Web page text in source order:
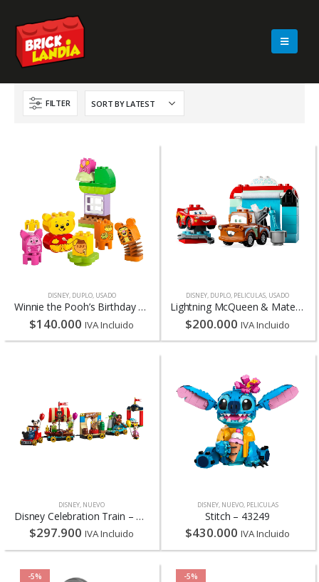
FILTER
DISNEY, DUPLO, USADO
Winnie the Pooh’s Birthday Party – 10457
$140.000 IVA Incluido
DISNEY, DUPLO, PELICULAS, USADO
Lightning McQueen & Mater’s Car Wash Fun – 10996
$200.000 IVA Incluido
DISNEY, NUEVO
Disney Celebration Train – 43212
$297.900 IVA Incluido
DISNEY, NUEVO, PELICULAS
Stitch – 43249
$430.000 IVA Incluido
-5% -5%